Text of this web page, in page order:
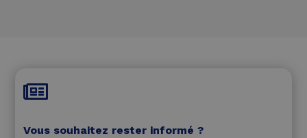

Vous souhaitez rester informé ?